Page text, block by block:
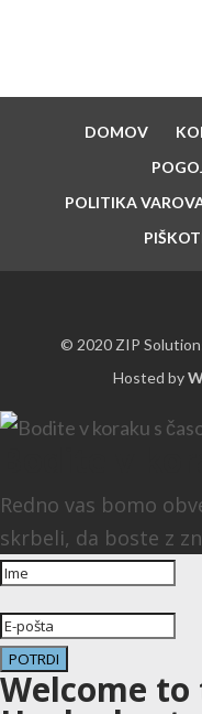
DOMOV
POLITIKA
© 2020 ZIP
Hosted by
Redno vas bomo
skrbeli, da boste z
POTRDI
Welcome